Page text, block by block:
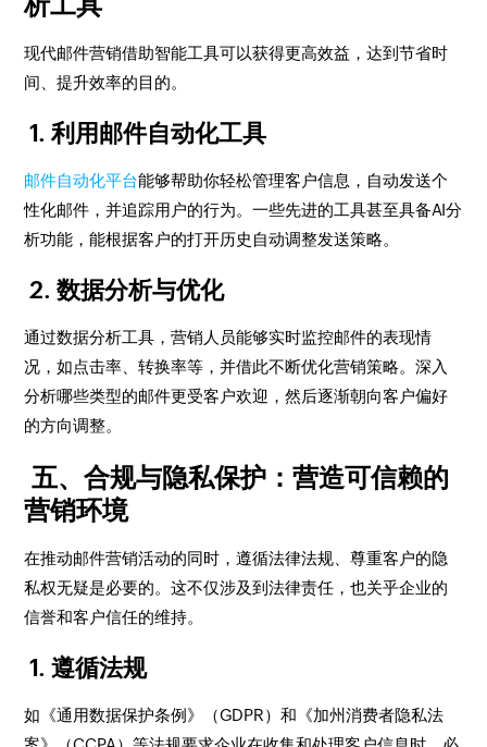
现代邮件营销借助智能工具可以获得更高效益，达到节省时
间、提升效率的目的。
1. 利用邮件自动化工具
邮件自动化平台能够帮助你轻松管理客户信息，自动发送个
性化邮件，并追踪用户的行为。一些先进的工具甚至具备AI分
析功能，能根据客户的打开历史自动调整发送策略。
2. 数据分析与优化
通过数据分析工具，营销人员能够实时监控邮件的表现情
况，如点击率、转换率等，并借此不断优化营销策略。深入
分析哪些类型的邮件更受客户欢迎，然后逐渐朝向客户偏好
的方向调整。
五、合规与隐私保护：营造可信赖的
营销环境
在推动邮件营销活动的同时，遵循法律法规、尊重客户的隐
私权无疑是必要的。这不仅涉及到法律责任，也关乎企业的
信誉和客户信任的维持。
1. 遵循法规
如《通用数据保护条例》（GDPR）和《加州消费者隐私法